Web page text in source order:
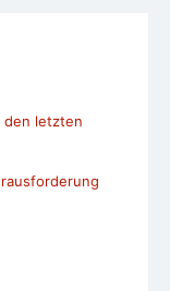
den letzten